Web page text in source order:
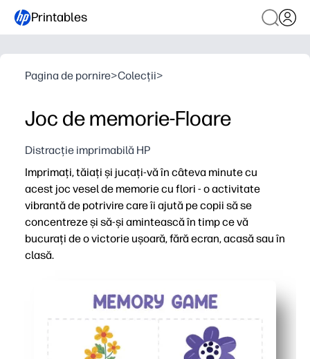
Printables
Pagina de pornire>Colecții>
Joc de memorie-Floare
Distracție imprimabilă HP
Imprimați, tăiați și jucați-vă în câteva minute cu
acest joc vesel de memorie cu flori - o activitate
vibrantă de potrivire care îi ajută pe copii să se
concentreze și să-și amintească în timp ce vă
bucurați de o victorie ușoară, fără ecran, acasă sau în
clasă.
Artă captivantă - florile strălucitoare invită la joacă și
Construirea abilităților - îmbunătățește memoria,
Distracție flexibilă - utilizați acasă, în centre sau în